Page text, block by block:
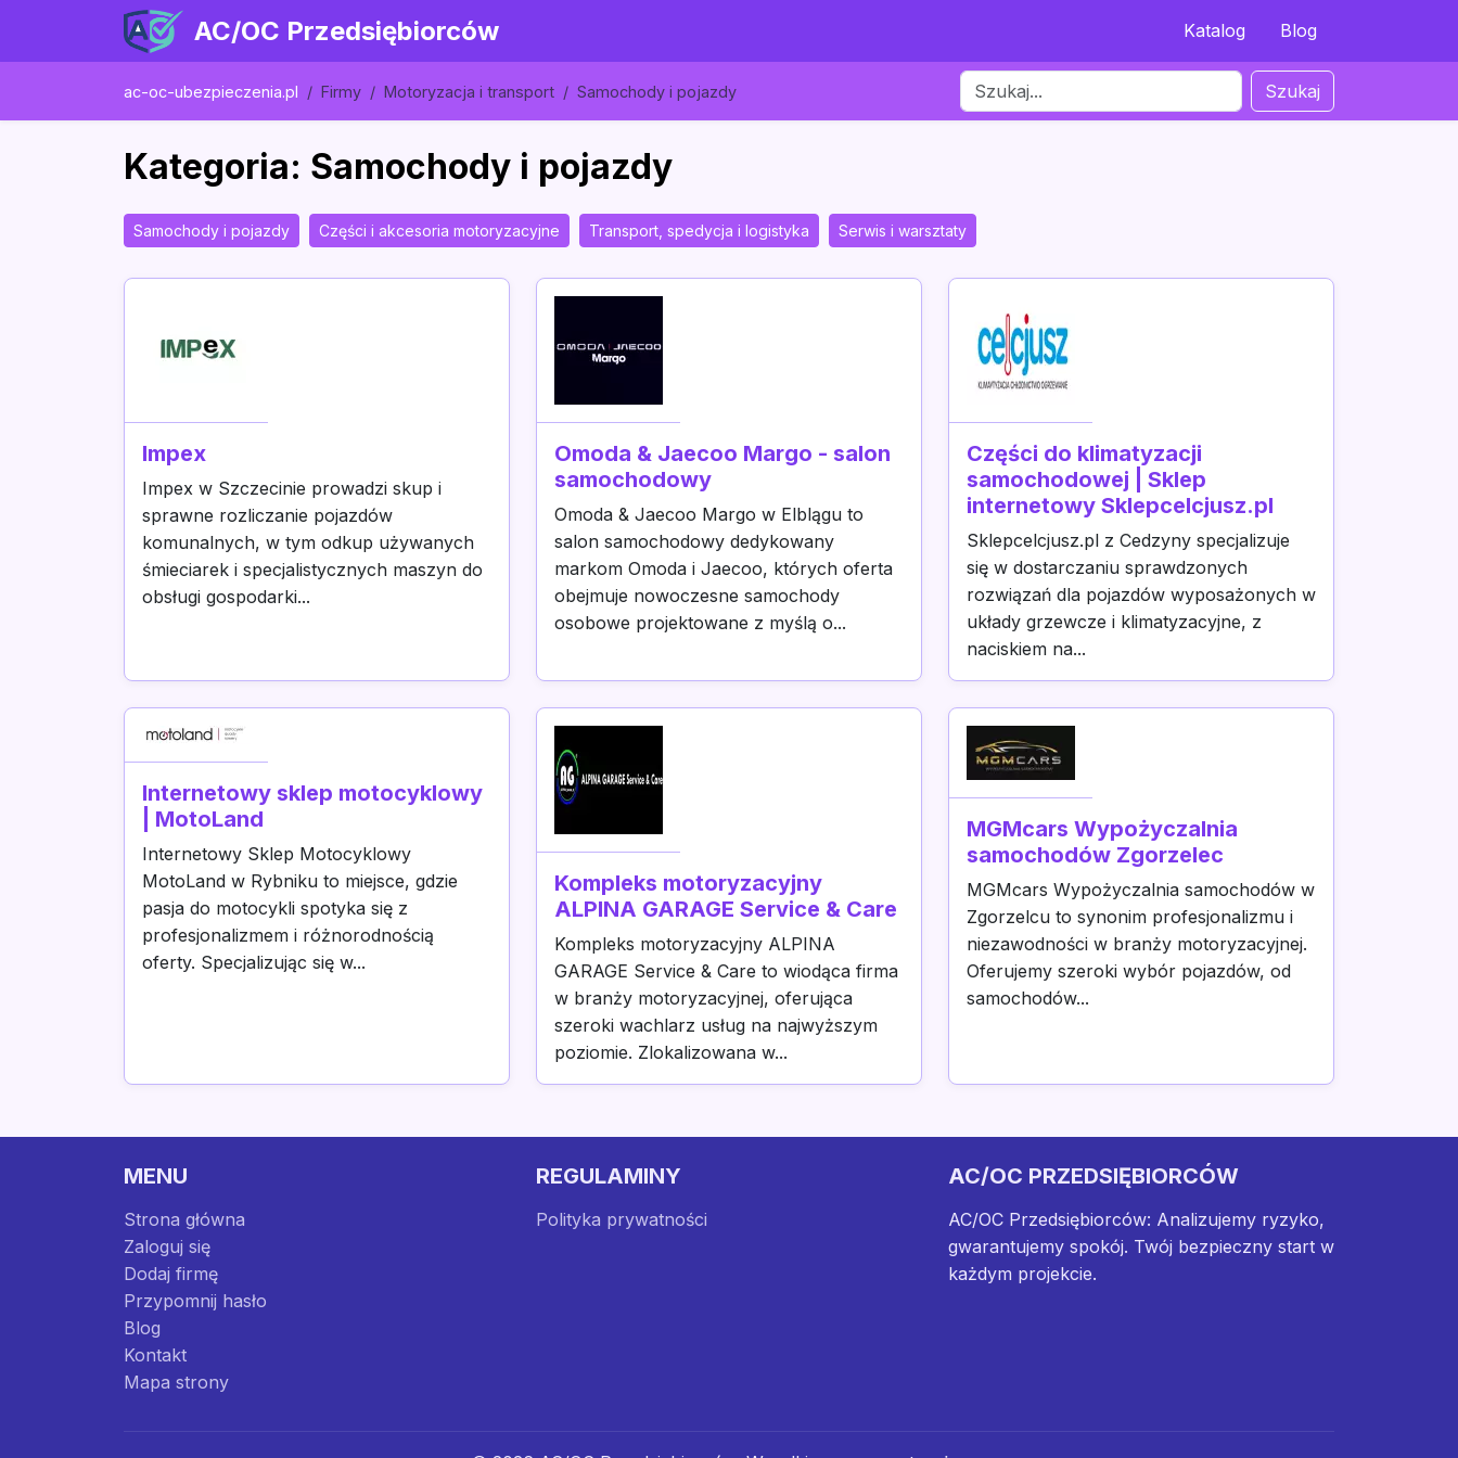
AC/OC Przedsiębiorców Katalog Blog
ac-oc-ubezpieczenia.pl Firmy Motoryzacja i transport Samochody i pojazdy Szukaj
Kategoria: Samochody i pojazdy
Samochody i pojazdy Części i akcesoria motoryzacyjne Transport, spedycja i logistyka Serwis i warsztaty
Impex
Impex w Szczecinie prowadzi skup i
sprawne rozliczanie pojazdów
komunalnych, w tym odkup używanych
śmieciarek i specjalistycznych maszyn do
obsługi gospodarki...
Omoda & Jaecoo Margo - salon
samochodowy
Omoda & Jaecoo Margo w Elblągu to
salon samochodowy dedykowany
markom Omoda i Jaecoo, których oferta
obejmuje nowoczesne samochody
osobowe projektowane z myślą o...
Części do klimatyzacji
samochodowej | Sklep
internetowy Sklepcelcjusz.pl
Sklepcelcjusz.pl z Cedzyny specjalizuje
się w dostarczaniu sprawdzonych
rozwiązań dla pojazdów wyposażonych w
układy grzewcze i klimatyzacyjne, z
naciskiem na...
Internetowy sklep motocyklowy
| MotoLand
Internetowy Sklep Motocyklowy
MotoLand w Rybniku to miejsce, gdzie
pasja do motocykli spotyka się z
profesjonalizmem i różnorodnością
oferty. Specjalizując się w...
Kompleks motoryzacyjny
ALPINA GARAGE Service & Care
Kompleks motoryzacyjny ALPINA
GARAGE Service & Care to wiodąca firma
w branży motoryzacyjnej, oferująca
szeroki wachlarz usług na najwyższym
poziomie. Zlokalizowana w...
MGMcars Wypożyczalnia
samochodów Zgorzelec
MGMcars Wypożyczalnia samochodów w
Zgorzelcu to synonim profesjonalizmu i
niezawodności w branży motoryzacyjnej.
Oferujemy szeroki wybór pojazdów, od
samochodów...
MENU
Strona główna
Zaloguj się
Dodaj firmę
Przypomnij hasło
Blog
Kontakt
Mapa strony
REGULAMINY
Polityka prywatności
AC/OC PRZEDSIĘBIORCÓW
AC/OC Przedsiębiorców: Analizujemy ryzyko,
gwarantujemy spokój. Twój bezpieczny start w
każdym projekcie.